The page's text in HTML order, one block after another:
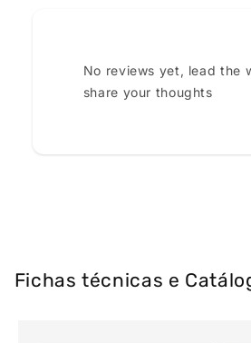
No reviews yet, lead the
share your thoughts
Fichas técnicas e